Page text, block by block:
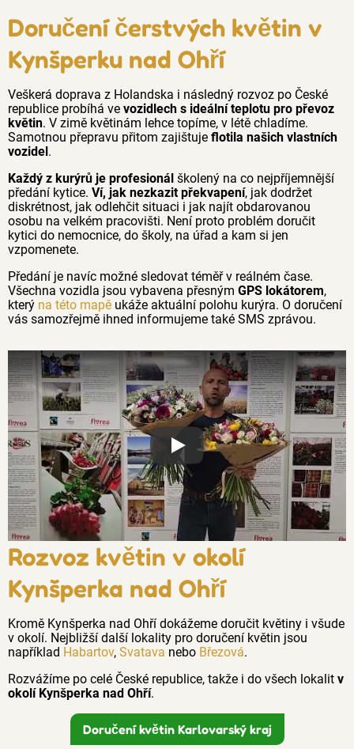
Doručení čerstvých květin v
Kynšperku nad Ohří
Veškerá doprava z Holandska i následný rozvoz po České
republice probíhá ve vozidlech s ideální teplotu pro převoz
květin. V zimě květinám lehce topíme, v létě chladíme.
Samotnou přepravu přitom zajištuje flotila našich vlastních
vozidel.
Každý z kurýrů je profesionál školený na co nejpříjemnější
předání kytice. Ví, jak nezkazit překvapení, jak dodržet
diskrétnost, jak odlehčit situaci i jak najít obdarovanou
osobu na velkém pracovišti. Není proto problém doručit
kytici do nemocnice, do školy, na úřad a kam si jen
vzpomenete.
Předání je navíc možné sledovat téměř v reálném čase.
Všechna vozidla jsou vybavena přesným GPS lokátorem,
který na této mapě ukáže aktuální polohu kurýra. O doručení
vás samozřejmě ihned informujeme také SMS zprávou.
Proč jsou květiny z Florea tak
Rozvoz květin v okolí
Kynšperka nad Ohří
Kromě Kynšperka nad Ohří dokážeme doručit květiny i všude
v okolí. Nejbližší další lokality pro doručení květin jsou
například Habartov, Svatava nebo Březová.
Rozvážíme po celé České republice, takže i do všech lokalit v
okolí Kynšperka nad Ohří.
Doručení květin Karlovarský kraj